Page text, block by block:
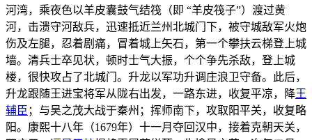
河湾，乘夜色以羊皮囊鼓气结筏（即 “羊皮筏子”）渡过黄
河，击溃守河敌兵，迅速抵近兰州北城门下，被守城敌军火炮
伤及左腿，忍着剧痛，冒着城上矢石，第一个攀扶云梯登上城
墙。清兵士卒见状，顿时士气大振，个个争先杀敌，登上城
楼，很快攻占了北城门。升龙以军功升调庄浪卫守备。此后，
升龙跟随王进宝将军从陇右出发，一路东进，收复平凉，降王
辅臣 ；与吴之茂大战于秦州；挥师南下，攻取阳平关，收复略
阳。康熙十八年（1679年）十一月夺回汉中，接着克朝天关，